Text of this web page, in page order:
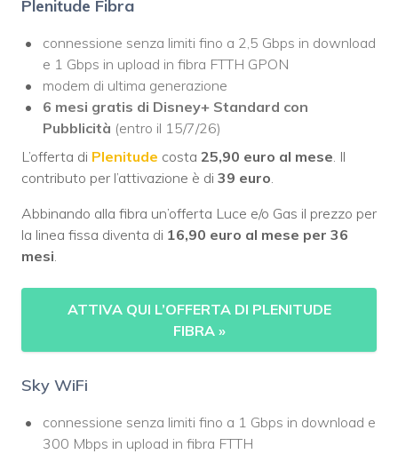
Plenitude Fibra
connessione senza limiti fino a 2,5 Gbps in download
e 1 Gbps in upload in fibra FTTH GPON
modem di ultima generazione
6 mesi gratis di Disney+ Standard con
Pubblicità (entro il 15/7/26)
L’offerta di Plenitude costa 25,90 euro al mese . Il
contributo per l’attivazione è di 39 euro
Abbinando alla fibra un’offerta Luce e/o Gas il prezzo per
la linea fissa diventa di 16,90 euro al mese per 36
mesi
ATTIVA QUI L’OFFERTA DI PLENITUDE
FIBRA »
Sky WiFi
connessione senza limiti fino a 1 Gbps in download e
300 Mbps in upload in fibra FTTH